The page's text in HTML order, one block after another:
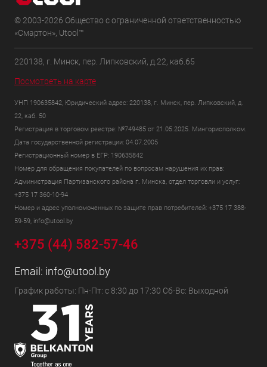
© 2003-2026 Общество с ограниченной ответственностью
«Смартон», Utool™
220138, г. Минск, пер. Липковский, д.22, каб.65
Посмотреть на карте
УНП 190635842, Юридический адрес: 220138, г. Минск, пер. Липковский, д.
22, каб. 50
Регистрация в торговом реестре: №749485 от 21.05.2025. Мингорисполком.
Дата государственной регистрации: 04.07.2005
Регистрационный номер в ЕГР: 190635842
Номер для обращения покупателей по вопросам нарушения их прав:
Администрация Партизанского района г. Минска, отдел торговли и услуг:
+375 17 360-10-94
Номер и адрес уполномоченных по защите прав потребителей: +375 17 388-
59-59, info@utool.by
+375 (44) 582-57-46
Email: info@utool.by
График работы: Пн-Пт: с 8:30 до 17:30 Сб-Вс: Выходной